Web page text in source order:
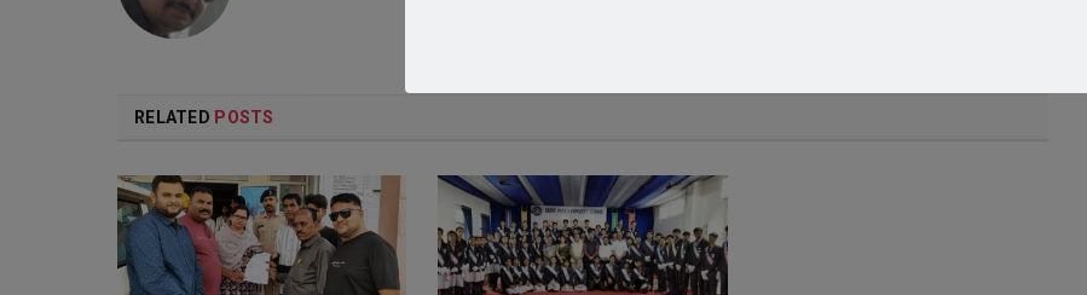
RELATED POSTS